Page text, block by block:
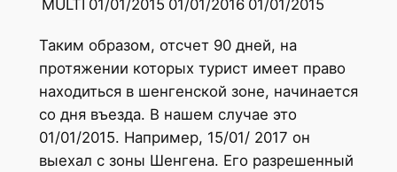
MULTI 01/01/2015 01/01/2016 01/01/2015
Таким образом, отсчет 90 дней, на
протяжении которых турист имеет право
находиться в шенгенской зоне, начинается
со дня въезда. В нашем случае это
01/01/2015. Например, 15/01/ 2017 он
выехал с зоны Шенгена. Его разрешенный